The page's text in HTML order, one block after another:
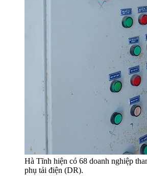
Hà Tĩnh hiện có 68 doanh nghiệp
phụ tải điện (DR).